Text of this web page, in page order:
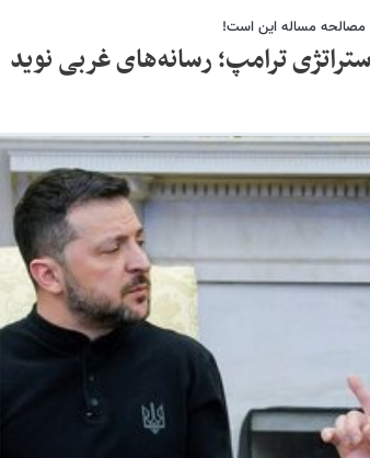
مصالحه مساله این است!
ترامپ؛ رسانه‌های غربی نوید